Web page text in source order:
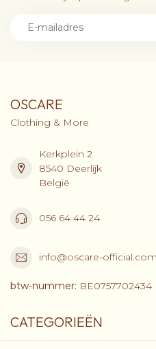
OSCARE
Clothing & More
Kerkplein 2
8540 Deerlijk
België
056 64 44 24
info@oscare-official.com
btw-nummer: BE0757702434
CATEGORIEËN